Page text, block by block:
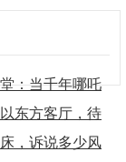
：当千年哪吒
创“国潮”
东方客厅，待
，诉说多少风